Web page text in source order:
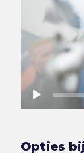
Opties